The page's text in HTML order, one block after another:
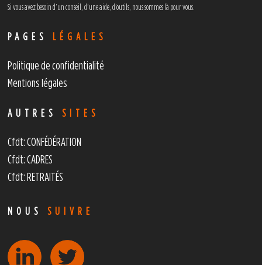
Si vous avez besoin d’un conseil, d’une aide, d’outils, nous sommes là pour vous.
PAGES LÉGALES
Politique de confidentialité
Mentions légales
AUTRESSITES
Cfdt: CONFÉDÉRATION
Cfdt: CADRES
Cfdt: RETRAITÉS
NOUSSUIVRE